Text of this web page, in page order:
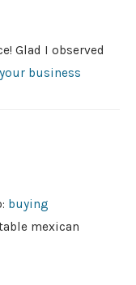
Glad I observed
business
buying
mexican